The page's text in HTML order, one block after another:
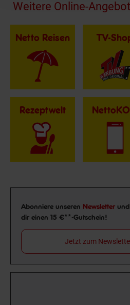
Fußzeile
Weitere Online-
Netto Reisen TV-
Rezeptwelt
Newsletter Anmeldung
Abonniere unseren Newsletter
dir einen 15 €**-Gutschein!
Jetzt zum